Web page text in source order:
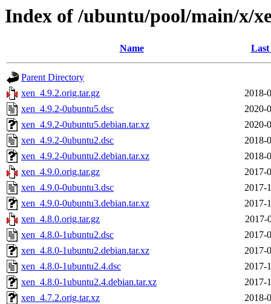
Index of /ubuntu/pool/main/x/
Name Last
Parent Directory
xen_4.9.2.orig.tar.gz
2018-
xen_4.9.2-0ubuntu5.dsc
2020-
xen_4.9.2-0ubuntu5.debian.tar.xz
2020-
xen_4.9.2-0ubuntu2.dsc
2018-
xen_4.9.2-0ubuntu2.debian.tar.xz
2018-
xen_4.9.0.orig.tar.gz
2017-
xen_4.9.0-0ubuntu3.dsc
2017-
xen_4.9.0-0ubuntu3.debian.tar.xz
2017-
xen_4.8.0.orig.tar.gz
2017-
xen_4.8.0-1ubuntu2.dsc
2017-
xen_4.8.0-1ubuntu2.debian.tar.xz
2017-
xen_4.8.0-1ubuntu2.4.dsc
2017-
xen_4.8.0-1ubuntu2.4.debian.tar.xz
2017-
xen_4.7.2.orig.tar.xz
2018-